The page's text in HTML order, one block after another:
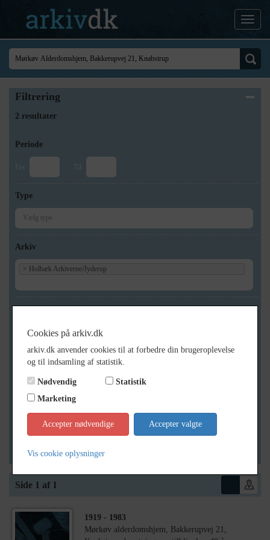
Filtrering
2 resultater
Periode
Fra Til
Type
Arkiv
× Holbæk Arkiverne/Jyderup
Geografi
Generelt
Vis kun med billeder
Vis kun med filmklip
Vis kun med lydklip
Vis kun med geo-tag
Side 1 af 1
1919 - 1983
Mørkøv alderdomshjem, Bakkerupvej 21,
Cookies på arkiv.dk
arkiv.dk anvender cookies til at forbedre din brugeroplevelse
og til indsamling af statistik.
Nødvendig
Statistik
Marketing
Accepter nødvendige Accepter valgte
Vis cookie oplysninger